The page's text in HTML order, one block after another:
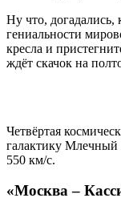
Ну что, догадались,
гениальности
кресла и
ждёт скачок на
Четвёртая
галактику Млечный
550 км/с.
«Москва –